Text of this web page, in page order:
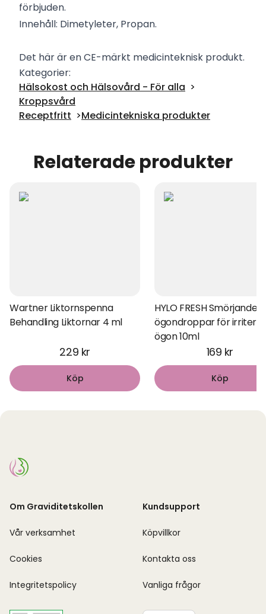
förbjuden.
Innehåll: Dimetyleter, Propan.
Det här är en CE-märkt medicinteknisk produkt.
Kategorier:
Hälsokost och Hälsovård - För alla
Kroppsvård
Receptfritt
Medicintekniska produkter
Relaterade produkter
Wartner Liktornspenna
Behandling Liktornar 4 ml
229 kr
Köp
HYLO FRESH Smörjande
ögondroppar för
ögon 10ml
169 kr
Köp
Om Graviditetskollen
Vår verksamhet
Cookies
Integritetspolicy
Kundsupport
Köpvillkor
Kontakta oss
Vanliga frågor